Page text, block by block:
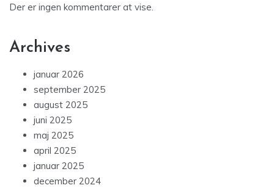
Der er ingen kommentarer at vise.
Archives
januar 2026
september 2025
august 2025
juni 2025
maj 2025
april 2025
januar 2025
december 2024